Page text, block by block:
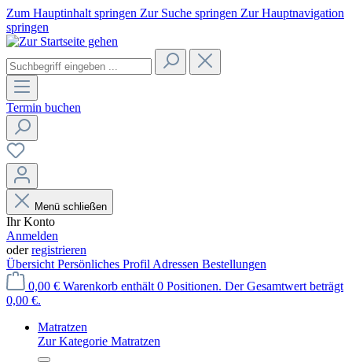
Zum Hauptinhalt springen Zur Suche springen Zur Hauptnavigation
springen
Termin buchen
Menü schließen
Ihr Konto
Anmelden
oderregistrieren
Übersicht Persönliches Profil Adressen Bestellungen
0,00 € Warenkorb enthält 0 Positionen. Der Gesamtwert beträgt
0,00 €.
Matratzen
Zur Kategorie Matratzen